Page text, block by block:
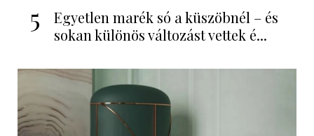
5
Egyetlen marék só a küszöbnél – és
sokan különös változást vettek é...